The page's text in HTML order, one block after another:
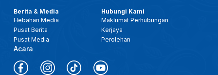
Berita & Media
Hebahan Media
Pusat Berita
Pusat Media
Acara
Hubungi Kami
Maklumat Perhubungan
Kerjaya
Perolehan